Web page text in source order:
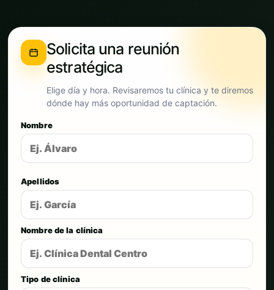
Solicita una reunión
estratégica
Elige día y hora. Revisaremos tu clínica y te diremos
dónde hay más oportunidad de captación.
Nombre
Apellidos
Nombre de la clínica
Tipo de clínica